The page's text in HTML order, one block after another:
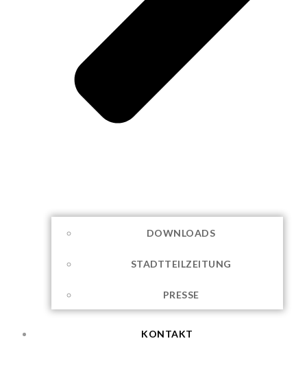
DOWNLOADS
STADTTEILZEITUNG
PRESSE
KONTAKT